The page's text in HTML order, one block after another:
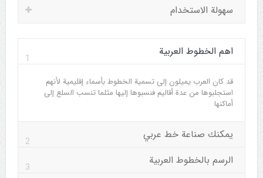
سهولة الاستخدام
اهم الخطوط العربية 1
قد كان العرب يميلون إلى تسمية الخطوط بأسماء إقليمية لأنهم
استجلبوها من عدة أقاليم فنسبوها إليها مثلما تنسب السلع إلى
أماكنها
يمكنك صناعة خط عربي 2
الرسم بالخطوط العربية 3